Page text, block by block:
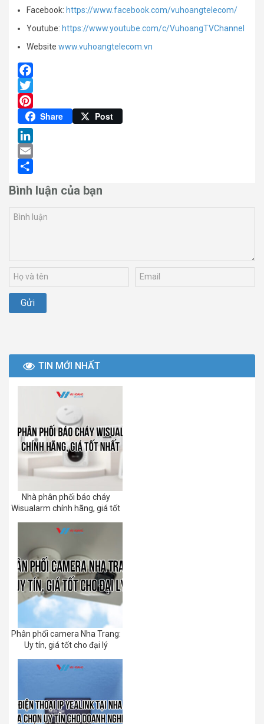
Facebook: https://www.facebook.com/vuhoangtelecom/
Youtube: https://www.youtube.com/c/VuhoangTVChannel
Website www.vuhoangtelecom.vn
Facebook
Twitter
Pinterest
Share Post
LinkedIn
Email
Bình luận của bạn
TIN MỚI NHẤT
Nhà phân phối báo cháy
Wisualarm chính hãng, giá tốt
Phân phối camera Nha Trang:
Uy tín, giá tốt cho đại lý